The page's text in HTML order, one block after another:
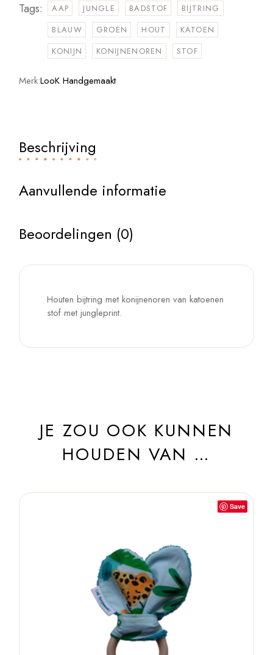
Tags:
AAP JUNGLE BADSTOF
BIJTRING
BLAUW
GROEN HOUT
KATOEN
KONIJN
KONIJNENOREN STOF
Merk:LooK Handgemaakt
Beschrijving
Aanvullende informatie
Beoordelingen (0)
Houten bijtring met konijnenoren van katoenen
stof met jungleprint.
JE ZOU OOK KUNNEN
HOUDEN VAN …
Save